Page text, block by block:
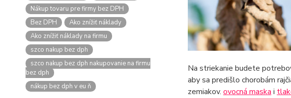
Nákup tovaru pre firmy bez DPH
Bez DPH
Ako znížiť náklady
Ako znížiť náklady na firmu
szco nakup bez dph
szco nakup bez dph nakupovanie na firmu
bez dph
nákup bez dph v eu ň
Na striekanie budete
aby sa predišlo chorobám
zemiakov. ovocná maska i